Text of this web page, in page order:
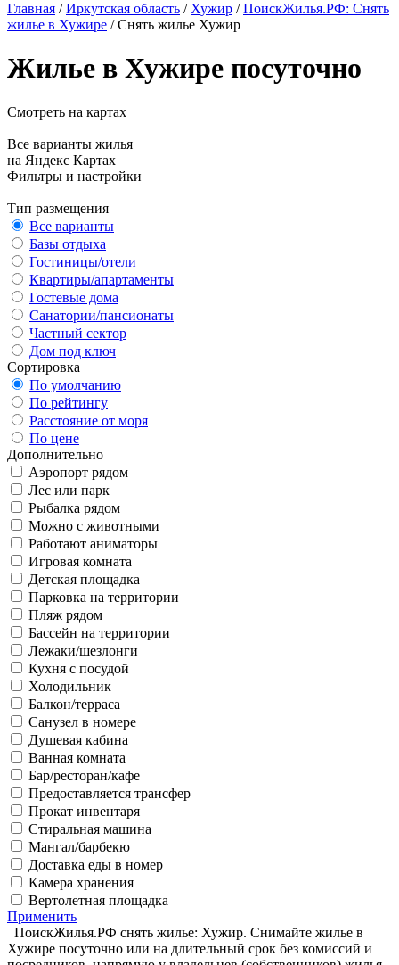
Главная /Иркутская область / Хужир /ПоискЖилья.РФ: Снять
жилье в Хужире / Снять жилье Хужир
Жилье в Хужире посуточно
Смотреть на картах
Все варианты жилья
на Яндекс Картах
Фильтры и настройки
Тип размещения
Все варианты
Базы отдыха
Гостиницы/отели
Квартиры/апартаменты
Гостевые дома
Санатории/пансионаты
Частный сектор
Дом под ключ
Сортировка
По умолчанию
По рейтингу
Расстояние от моря
По цене
Дополнительно
Аэропорт рядом
Лес или парк
Рыбалка рядом
Можно с животными
Работают аниматоры
Игровая комната
Детская площадка
Парковка на территории
Пляж рядом
Бассейн на территории
Лежаки/шезлонги
Кухня с посудой
Холодильник
Балкон/терраса
Санузел в номере
Душевая кабина
Ванная комната
Бар/ресторан/кафе
Предоставляется трансфер
Прокат инвентаря
Стиральная машина
Мангал/барбекю
Доставка еды в номер
Камера хранения
Вертолетная площадка
Применить
ПоискЖилья.РФ снять жилье: Хужир. Снимайте жилье в
Хужире посуточно или на длительный срок без комиссий и